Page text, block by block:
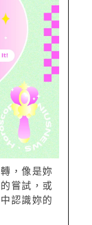
，像是妳
嘗試，或
認識妳的